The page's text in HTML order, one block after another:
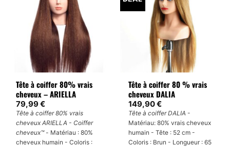
Tête à coiffer 80% vrais
cheveux – ARIELLA
79,99€
Tête à coiffer 80% vrais
cheveux ARIELLA - Coiffer
cheveux™ - Matériau : 80%
cheveux humain - Coloris :
Tête à coiffer 80 % vrais
cheveux DALIA
149,90€
Tête à coiffer DALIA -
Matériau: 80% vrais cheveux
humain - Tête : 52 cm -
Coloris : Brun - Longueur : 65